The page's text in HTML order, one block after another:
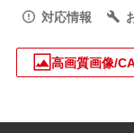
対応情報
高画質画像/